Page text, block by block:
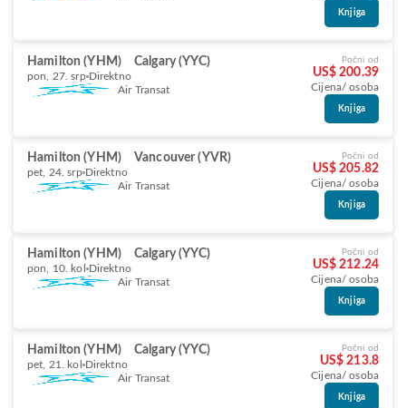
Knjiga
Hamilton (YHM) Calgary (YYC)
pon, 27. srp Direktno
Air Transat
Počni od
US$ 200.39
Cijena/ osoba
Knjiga
Hamilton (YHM) Vancouver (YVR)
pet, 24. srp Direktno
Air Transat
Počni od
US$ 205.82
Cijena/ osoba
Knjiga
Hamilton (YHM) Calgary (YYC)
pon, 10. kol Direktno
Air Transat
Počni od
US$ 212.24
Cijena/ osoba
Knjiga
Hamilton (YHM) Calgary (YYC)
pet, 21. kol Direktno
Air Transat
Počni od
US$ 213.8
Cijena/ osoba
Knjiga